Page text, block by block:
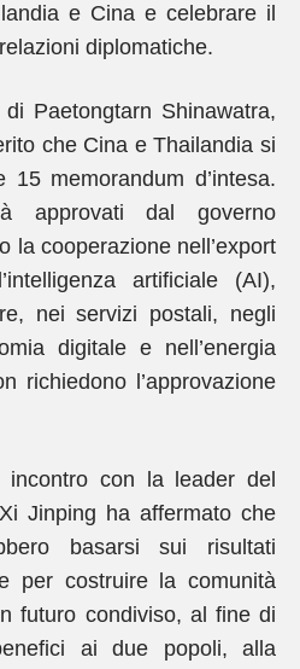
e Cina e celebrare il
diplomatiche.
Paetongtarn Shinawatra,
che Cina e Thailandia si
15 memorandum d’intesa.
approvati dal governo
la cooperazione nell’export
artificiale (AI),
nei servizi postali, negli
digitale e nell’energia
richiedono l’approvazione
con la leader del
Jinping ha affermato che
basarsi sui risultati
per costruire la comunità
futuro condiviso, al fine di
ai due popoli, alla